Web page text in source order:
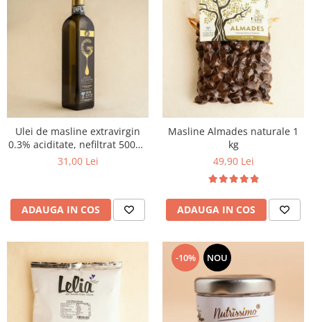
Ulei de masline extravirgin
0.3% aciditate, nefiltrat 500ml
- presat la rece
31,00 Lei
ADAUGA IN COS
Masline Almades naturale 1
kg
49,90 Lei
ADAUGA IN COS
-10% NOU